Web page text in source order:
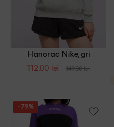
Hanorac Nike, gri
112.00 lei 149.00 lei
- 79%